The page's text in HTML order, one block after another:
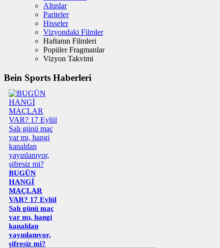
Altınlar
Pariteler
Hisseler
Vizyondaki Filmler
Haftanın Filmleri
Popüler Fragmanlar
Vizyon Takvimi
Bein Sports Haberleri
BUGÜN
HANGİ
MAÇLAR
VAR? 17 Eylül
Salı günü maç
var mı, hangi
kanaldan
yayınlanıyor,
şifresiz mi?